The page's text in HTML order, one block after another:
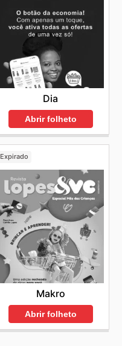
Dia
Abrir folheto
Expirado
Makro
Abrir folheto